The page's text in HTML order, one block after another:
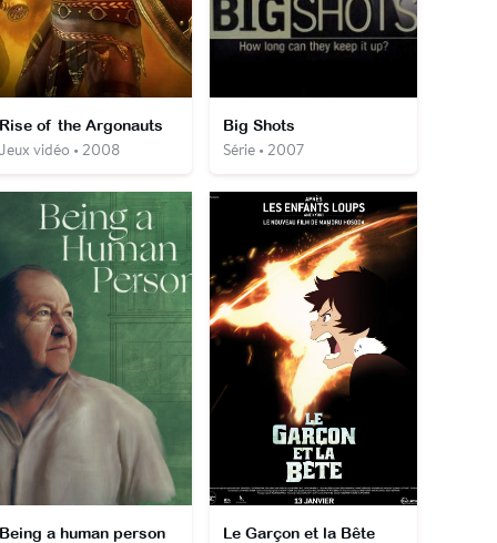
of the Argonauts
vidéo • 2008
Big Shots
Série • 2007
a human person Le Garçon et la Bête